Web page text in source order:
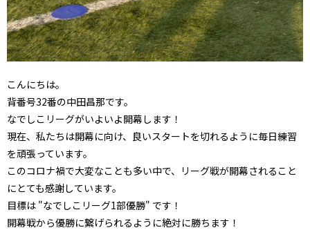
こんにちは。
背番号32番の中田昌那です。
なでしこリーグがいよいよ開幕します！
現在、私たちは開幕に向け、良いスタートを切れるように毎日練習
を頑張っています。
このコロナ禍で大変なことも多い中で、リーグ戦が開幕されること
にとても感謝しています。
目標は "なでしこリーグ1部優勝" です！
開幕戦から優勝に繋げられるように絶対に勝ちます！